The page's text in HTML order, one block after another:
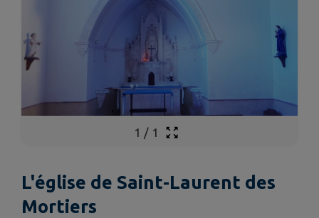
1 / 1
L'église de Saint-Laurent des
Mortiers